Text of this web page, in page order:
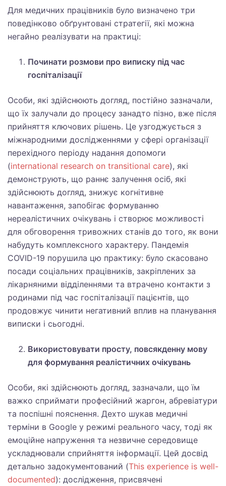
Для медичних працівників було визначено три
поведінково обґрунтовані стратегії, які можна
негайно реалізувати на практиці:
Починати розмови про виписку під час
госпіталізації
Особи, які здійснюють догляд, постійно зазначали,
що їх залучали до процесу занадто пізно, вже після
прийняття ключових рішень. Це узгоджується з
міжнародними дослідженнями у сфері організації
перехідного періоду надання допомоги
(international research on transitional care), які
демонструють, що раннє залучення осіб, які
здійснюють догляд, знижує когнітивне
навантаження, запобігає формуванню
нереалістичних очікувань і створює можливості
для обговорення тривожних станів до того, як вони
набудуть комплексного характеру. Пандемія
COVID-19 порушила цю практику: було скасовано
посади соціальних працівників, закріплених за
лікарняними відділеннями та втрачено контакти з
родинами під час госпіталізації пацієнтів, що
продовжує чинити негативний вплив на планування
виписки і сьогодні.
Використовувати просту, повсякденну мову
для формування реалістичних очікувань
Особи, які здійснюють догляд, зазначали, що їм
важко сприймати професійний жаргон, абревіатури
та поспішні пояснення. Дехто шукав медичні
терміни в Google у режимі реального часу, тоді як
емоційне напруження та незвичне середовище
ускладнювали сприйняття інформації. Цей досвід
детально задокументований (This experience is well-
documented): дослідження, присвячені